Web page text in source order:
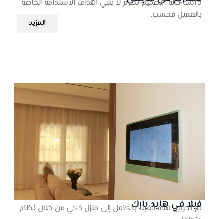
دراسة حالة : تصميم نظام لا يلبي أهداف الاستدامة الخاصة
بالعميل فحسب.
المزيد
فيلا في هايد بارك
تم تحويل هذه الفيلا بالكامل إلى منزل ذكي من خلال نظام